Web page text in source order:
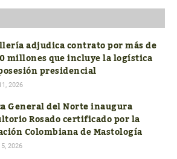
adjudica contrato por más de
millones que incluye la logística
presidencial
2026
General del Norte inaugura
Rosado certificado por la
Colombiana de Mastología
2026